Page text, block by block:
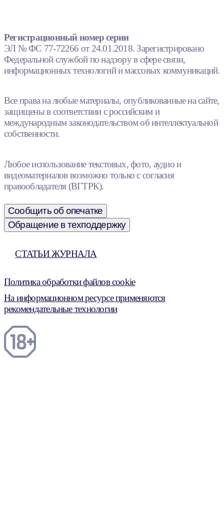
Регистрационный номер серии
ЭЛ № ФС 77-72266 от 24.01.2018. Зарегистрировано
Федеральной службой по надзору в сфере связи,
информационных технологий и массовых коммуникаций.
Все права на любые материалы, опубликованные на сайте,
защищены в соответствии с российским и
международным законодательством об интеллектуальной
собственности.
Любое использование текстовых, фото, аудио и
видеоматериалов возможно только с согласия
правообладателя (ВГТРК).
Сообщить об опечатке
Обращение в техподдержку
СТАТЬИ ЖУРНАЛА
Политика обработки файлов cookie
На информационном ресурсе применяются
рекомендательные технологии